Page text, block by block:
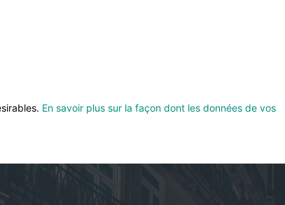
En savoir plus sur la façon dont les données de vos